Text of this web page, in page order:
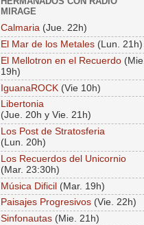
MIRAGE
Calmaria (Jue. 22h)
El Mar de los Metales (Lun. 21h)
El Mellotron en el Recuerdo (Mie.
19h)
IguanaROCK (Vie 10h)
Libertonia
(Jue. 20h y Vie. 21h)
Los Post de Stratosferia
(Lun. 20h)
Los Recuerdos del Unicornio
(Mar. 23:30h)
Música Dificil (Mar. 19h)
Paisajes Progresivos (Vie. 22h)
Sinfonautas (Mie. 21h)